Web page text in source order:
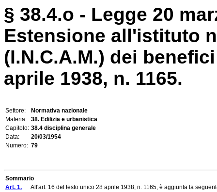
§ 38.4.o - Legge 20
Estensione all'istituto
(I.N.C.A.M.) dei
aprile 1938, n. 1165.
Settore:
Normativa nazionale
Materia:
38. Edilizia e urbanistica
Capitolo: 38.4 disciplina generale
Data:
20/03/1954
Numero: 79
Sommario
Art. 1. All'art. 16 del testo unico 28 aprile 1938, n. 1165, è aggiunta la